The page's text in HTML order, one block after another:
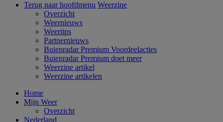
Terug naar hoofdmenu Weerzine
Overzicht
Weernieuws
Weertips
Partnernieuws
Buienradar Premium Voordeelacties
Buienradar Premium doet meer
Weerzine artikel
Weerzine artikelen
Home
Mijn Weer
Overzicht
Nederland